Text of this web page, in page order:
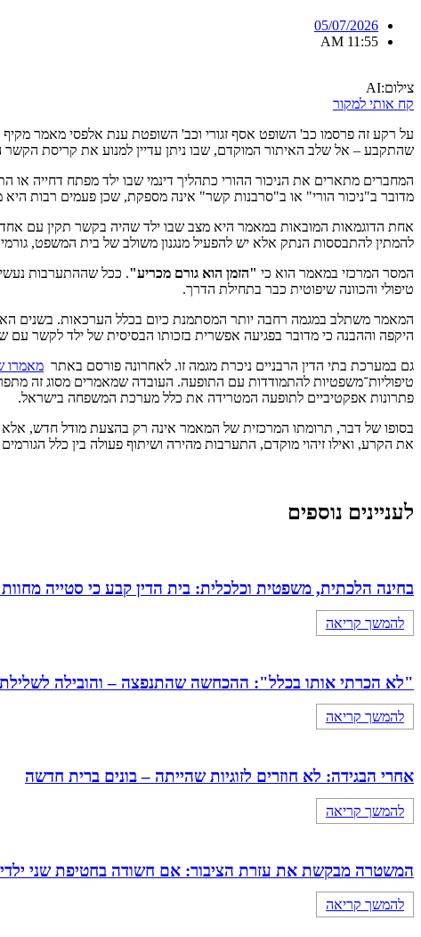
05/07/2026
11:55 AM
צילום:AI
קח אותי למקור
על רקע זה פרסמו כב' השופט אסף זגורי וכב' השופטת ענת אלפסי מאמר מקיף
שהתקבע – אל שלב האיתור המוקדם, שבו ניתן עדיין למנוע את קריסת
המחברים מתארים את הניכור ההורי כתהליך דינמי שבו ילד מפתח דחייה
מדובר ב"ניכור הורי" או ב"סרבנות קשר" אינה מספקת, שכן פעמים רבות
אחת הדוגמאות המובאות במאמר היא מצב שבו ילד שהיה בקשר תקין עם אחד
להמתין להתבססות הנתק אלא יש להפעיל מנגנון משולב של בית המשפט,
המסר המרכזי במאמר הוא כי "הזמן הוא גורם מכריע". ככל שההתערבות
טיפולי והכוונה שיפוטית כבר בתחילת הדרך.
המאמר משתלב במגמה רחבה יותר המסתמנת כיום בכלל הערכאות. בשנים
היקפה וההבנה כי מדובר בפגיעה אפשרית בזכותו הבסיסית של ילד לקשר עם
גם במערכת בתי הדין הרבניים ניכרת מגמה זו. לאחרונה פורסם באתר מאמרו
טיפוליות־משפטיות להתמודדות עם התופעה. העובדה שמאמרים מסוג זה
פתרונות אפקטיביים לתופעה המטרידה את כלל מערכת המשפחה בישראל.
בסופו של דבר, תרומתו המרכזית של המאמר אינה רק בהצעת מודל חדש, אלא
את הקרע, ואילו זיהוי מוקדם, התערבות מהירה ושיתוף פעולה בין כלל
לעניינים נוספים
בחינה הלכתית, משפטית וכלכלית: בית הדין קבע כי סטייה
להמשך קריאה
"לא הכרתי אותו בכלל": ההכחשה שהתנפצה – והובילה לשלילת כתובה של
להמשך קריאה
אחרי הבגידה: לא חוזרים לזוגיות שהייתה – בונים ברית חדשה
להמשך קריאה
המשטרה מבקשת את עזרת הציבור: אם חשודה בחטיפת שני
להמשך קריאה